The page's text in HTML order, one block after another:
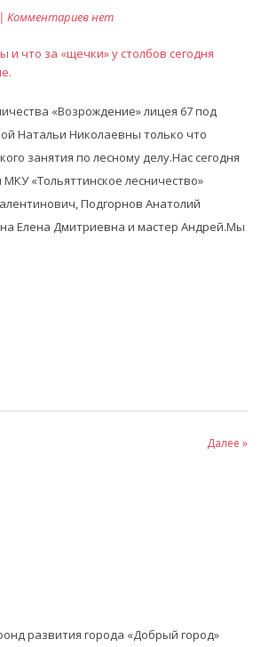
| Комментариев нет
«Возрождение» лицея 67 под
Натальи Николаевны только что
занятия по лесному делу.Нас сегодня
«Тольяттинское лесничество»
Подгорнов Анатолий
Елена Дмитриевна и мастер Андрей.Мы
Далее »
развития города «Добрый город»